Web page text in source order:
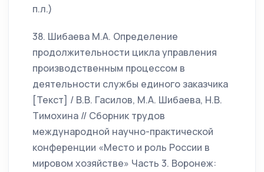
п.л.)
38. Шибаева М.А. Определение
продолжительности цикла управления
производственным процессом в
деятельности службы единого заказчика
[Текст] / В.В. Гасилов, М.А. Шибаева, Н.В.
Тимохина // Сборник трудов
международной научно-практической
конференции «Место и роль России в
мировом хозяйстве» Часть 3. Воронеж: